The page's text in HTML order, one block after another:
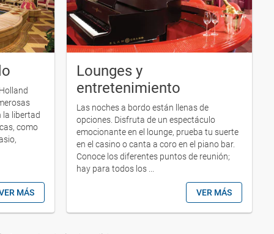
la libertad
como
MÁS
Lounges y
entretenimiento
Las noches a bordo están llenas de
opciones. Disfruta de un espectáculo
emocionante en el lounge, prueba tu suerte
en el casino o canta a coro en el piano bar.
Conoce los diferentes puntos de reunión;
hay para todos los ...
VER MÁS